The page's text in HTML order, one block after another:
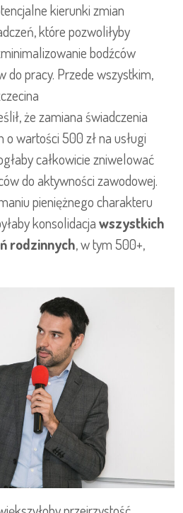
kierunki zmian
które pozwoliłyby
bodźców
do pracy. Przede wszystkim,
że zamiana świadczenia
wartości 500 zł na usługi
całkowicie zniwelować
do aktywności zawodowej.
pieniężnego charakteru
konsolidacjawszystkich
rodzinnych, w tym 500+,